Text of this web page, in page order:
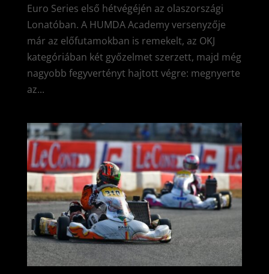
Euro Series első hétvégéjén az olaszországi
Lonatóban. A HUMDA Academy versenyzője
már az előfutamokban is remekelt, az OKJ
kategóriában két győzelmet szerzett, majd még
nagyobb fegyvertényt hajtott végre: megnyerte
az...